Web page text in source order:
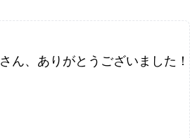
さん、ありがとうございました！